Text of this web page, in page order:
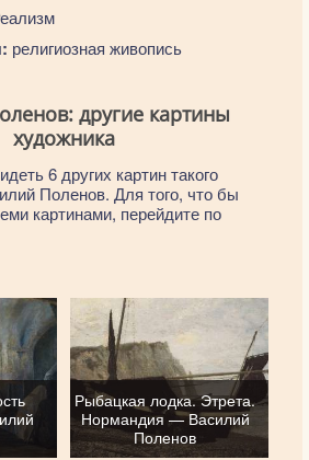
религиозная живопись
другие картины
художника
6 других картин такого
Поленов. Для того, что бы
картинами, перейдите по
Рыбацкая лодка. Этрета.
Нормандия — Василий
Поленов